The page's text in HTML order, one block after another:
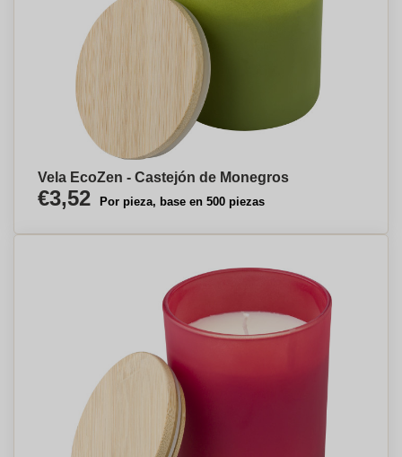
Vela EcoZen - Castejón de Monegros
€3,52 Por pieza, base en 500 piezas